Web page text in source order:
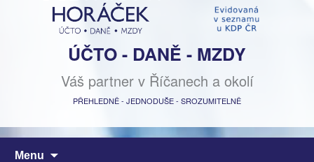
ÚČTO - DANĚ - MZDY
Váš partner v Říčanech a okolí
PŘEHLEDNĚ - JEDNODUŠE - SROZUMITELNĚ
Menu